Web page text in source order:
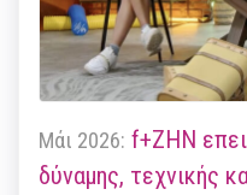
Μάι 2026: f+ΖΗΝ
δύναμης, τεχνικής